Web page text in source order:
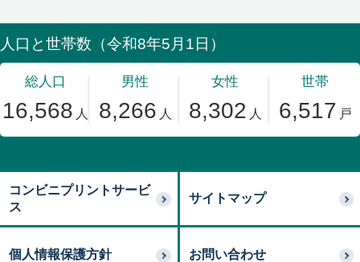
コンビニプリントサービ
ス
サイトマップ
個人情報保護方針 お問い合わせ